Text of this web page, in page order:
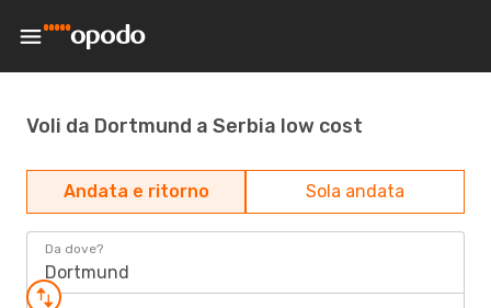
Voli da Dortmund a Serbia low cost
Andata e ritorno Sola andata
Da dove?
Dortmund